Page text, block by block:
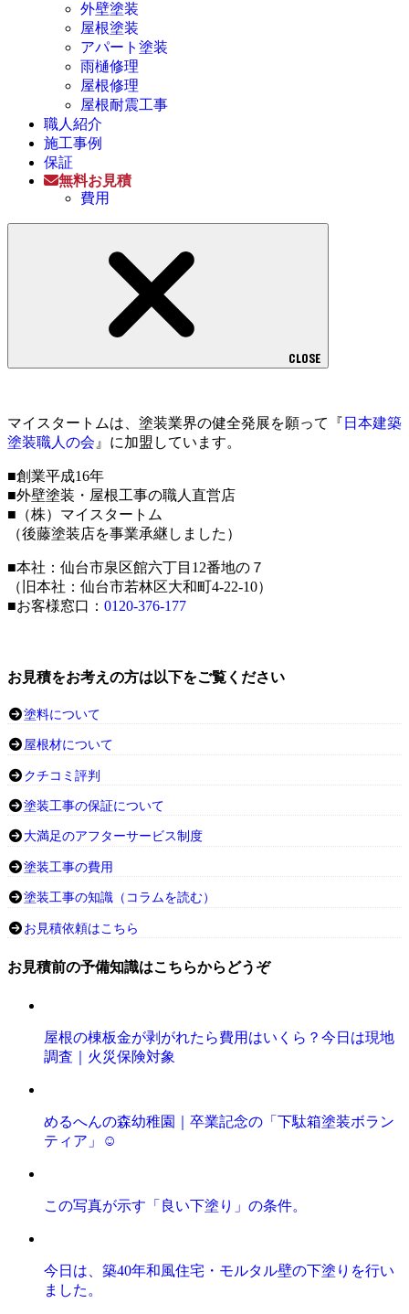
外壁塗装
屋根塗装
アパート塗装
雨樋修理
屋根修理
屋根耐震工事
職人紹介
施工事例
保証
無料お見積
費用
CLOSE
マイスタートムは、塗装業界の健全発展を願って『 日本建築
塗装職人の会 』に加盟しています。
■創業平成16年
■外壁塗装・屋根工事の職人直営店
■（株）マイスタートム
（後藤塗装店を事業承継しました）
■本社：仙台市泉区館六丁目12番地の７
（旧本社：仙台市若林区大和町4-22-10）
■お客様窓口： 0120-376-177
お見積をお考えの方は以下をご覧ください
塗料について
屋根材について
クチコミ評判
塗装工事の保証について
大満足のアフターサービス制度
塗装工事の費用
塗装工事の知識（コラムを読む）
お見積依頼はこちら
お見積前の予備知識はこちらからどうぞ
屋根の棟板金が剥がれたら費用はいくら？今日は現地
調査｜火災保険対象
めるへんの森幼稚園｜卒業記念の「下駄箱塗装ボラン
ティア」☺️
この写真が示す「良い下塗り」の条件。
今日は、築40年和風住宅・モルタル壁の下塗りを行い
ました。